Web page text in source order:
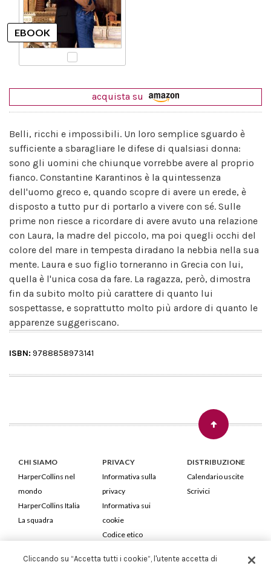
acquista su
Belli, ricchi e impossibili. Un loro semplice sguardo è
sufficiente a sbaragliare le difese di qualsiasi donna:
sono gli uomini che chiunque vorrebbe avere al proprio
fianco. Constantine Karantinos è la quintessenza
dell'uomo greco e, quando scopre di avere un erede, è
disposto a tutto pur di portarlo a vivere con sé. Sulle
prime non riesce a ricordare di avere avuto una relazione
con Laura, la madre del piccolo, ma poi quegli occhi del
colore del mare in tempesta diradano la nebbia nella sua
mente. Laura e suo figlio torneranno in Grecia con lui,
quella è l'unica cosa da fare. La ragazza, però, dimostra
fin da subito molto più carattere di quanto lui
sospettasse, e soprattutto molto più ardore di quanto le
apparenze suggeriscano.
ISBN: 9788858973141
CHI SIAMO
HarperCollins nel
mondo
HarperCollins Italia
La squadra
PRIVACY
Informativa sulla
privacy
Informativa sui
cookie
Codice etico
DISTRIBUZIONE
Calendario uscite
Scrivici
Cliccando su “Accetta tutti i cookie”, l'utente accetta di